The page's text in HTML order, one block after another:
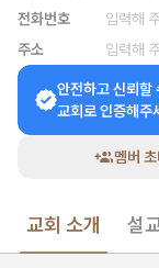
전화번호
입력해
주소
입력해
안전하고 신뢰할
교회로 인증해주
멤버 초
교회 소개 설